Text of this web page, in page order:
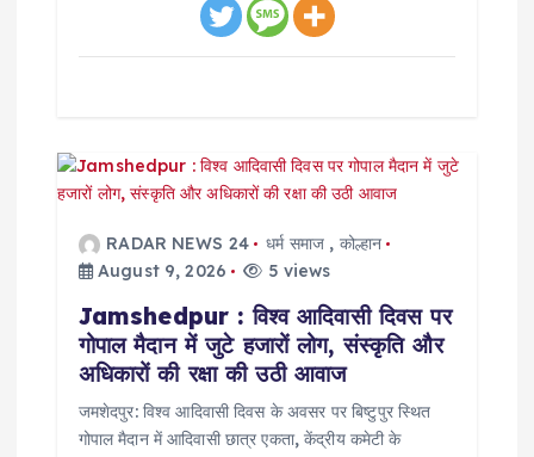
RADAR NEWS 24 धर्म समाज , कोल्हान
August 9, 2026
5 views
Jamshedpur : विश्व आदिवासी दिवस पर
गोपाल मैदान में जुटे हजारों लोग, संस्कृति और
अधिकारों की रक्षा की उठी आवाज
जमशेदपुर: विश्व आदिवासी दिवस के अवसर पर बिष्टुपुर स्थित
गोपाल मैदान में आदिवासी छात्र एकता, केंद्रीय कमेटी के